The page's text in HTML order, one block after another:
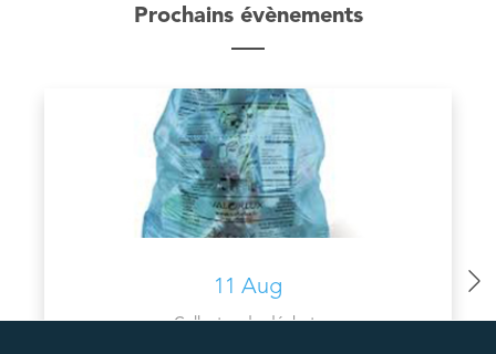
Prochains évènements
11 Aug
Collectes de déchets